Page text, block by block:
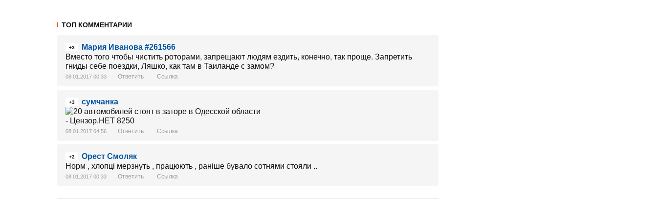
ТОП КОММЕНТАРИИ
+3
Мария Иванова #261566
Вместо того чтобы чистить роторами, запрещают людям ездить, конечно, так проще. Запретить
гниды себе поездки, Ляшко, как там в Таиланде с замом?
08.01.2017 00:33 Ответить Ссылка
+3 сумчанка
08.01.2017 04:56 Ответить Ссылка
+2
Орест Смоляк
Норм , хлопці мерзнуть , працюють , раніше бувало сотнями стояли ..
08.01.2017 00:33 Ответить Ссылка